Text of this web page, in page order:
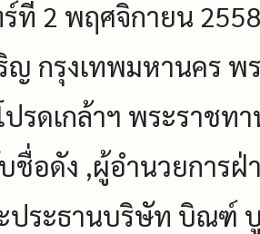
ที่ 2 พฤศจิกายน
ญ กรุงเทพมหานคร
รดเกล้าฯ พระราช
ชื่อดัง ,ผู้อำนวยการฝ่
ระธานบริษัท บิณฑ์